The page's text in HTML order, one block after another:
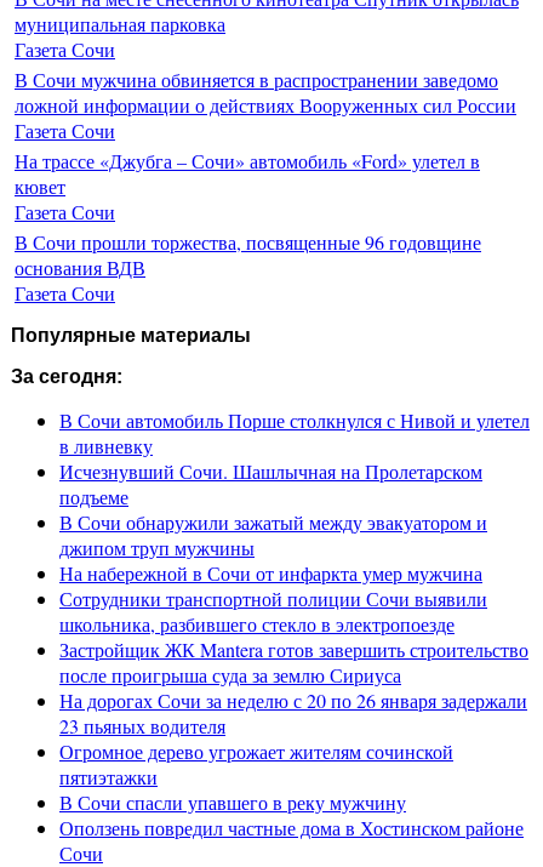
муниципальная парковка
Газета Сочи
В Сочи мужчина обвиняется в распространении заведомо
ложной информации о действиях Вооруженных сил России
Газета Сочи
На трассе «Джубга – Сочи» автомобиль «Ford» улетел в
кювет
Газета Сочи
В Сочи прошли торжества, посвященные 96 годовщине
основания ВДВ
Газета Сочи
Популярные материалы
За сегодня:
В Сочи автомобиль Порше столкнулся с Нивой и улетел
в ливневку
Исчезнувший Сочи. Шашлычная на Пролетарском
подъеме
В Сочи обнаружили зажатый между эвакуатором и
джипом труп мужчины
На набережной в Сочи от инфаркта умер мужчина
Сотрудники транспортной полиции Сочи выявили
школьника, разбившего стекло в электропоезде
Застройщик ЖК Mantera готов завершить строительство
после проигрыша суда за землю Сириуса
На дорогах Сочи за неделю с 20 по 26 января задержали
23 пьяных водителя
Огромное дерево угрожает жителям сочинской
пятиэтажки
В Сочи спасли упавшего в реку мужчину
Оползень повредил частные дома в Хостинском районе
Сочи